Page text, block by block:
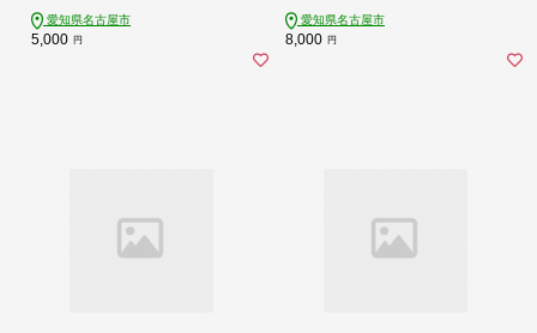
料理 人気 おすすめ 和食 麺類 名古屋
めし ご当地グルメ 贈り物 ギフト 送
料無料
愛知県名古屋市
5,000 円
名古屋コーチン 山本屋 老舗 創業大
正 手打ち麺 郷土料理 人気 おすすめ
和食 麺類 名古屋めし ご当地グルメ
愛知県名古屋市
8,000 円